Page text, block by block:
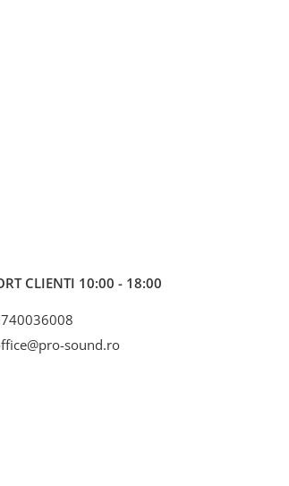
CLIENTI 10:00 - 18:00
sound.ro